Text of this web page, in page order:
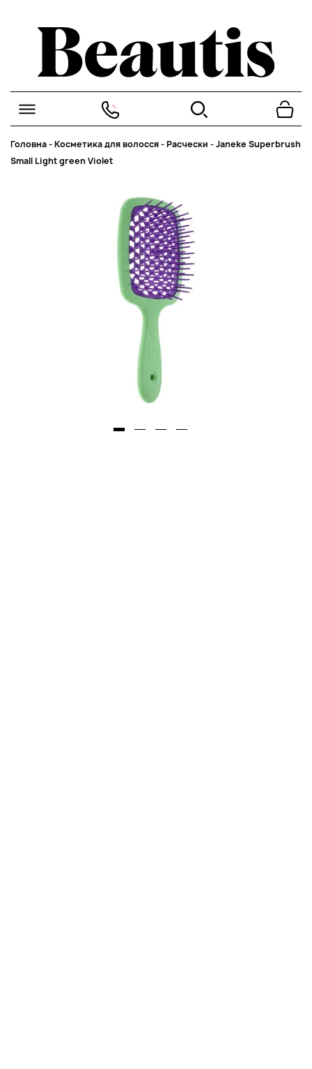
Головна-Косметика для волосся-Расчески -Janeke Superbrush
Small Light green Violet